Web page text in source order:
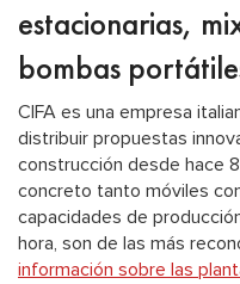
estacionarias,
bombas
CIFA es una empresa
distribuir propuestas
construcción desde hace
concreto tanto móviles
capacidades de
hora, son de las más
información sobre las